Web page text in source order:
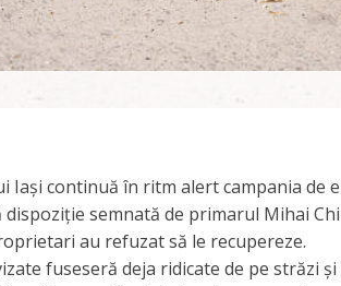
Iași continuă în ritm alert campania de
semnată de primarul Mihai
au refuzat să le recupereze.
fuseseră deja ridicate de pe străzi